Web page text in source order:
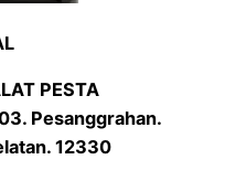
PESTA
Pesanggrahan.
12330